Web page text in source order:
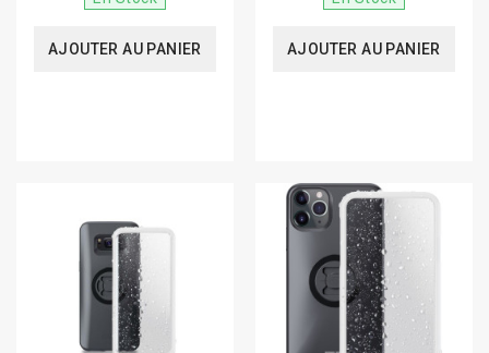
AJOUTER AU PANIER AJOUTER AU PANIER